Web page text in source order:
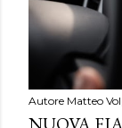
Autore Matteo